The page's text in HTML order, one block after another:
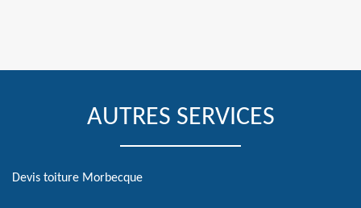
AUTRES SERVICES
Devis toiture Morbecque